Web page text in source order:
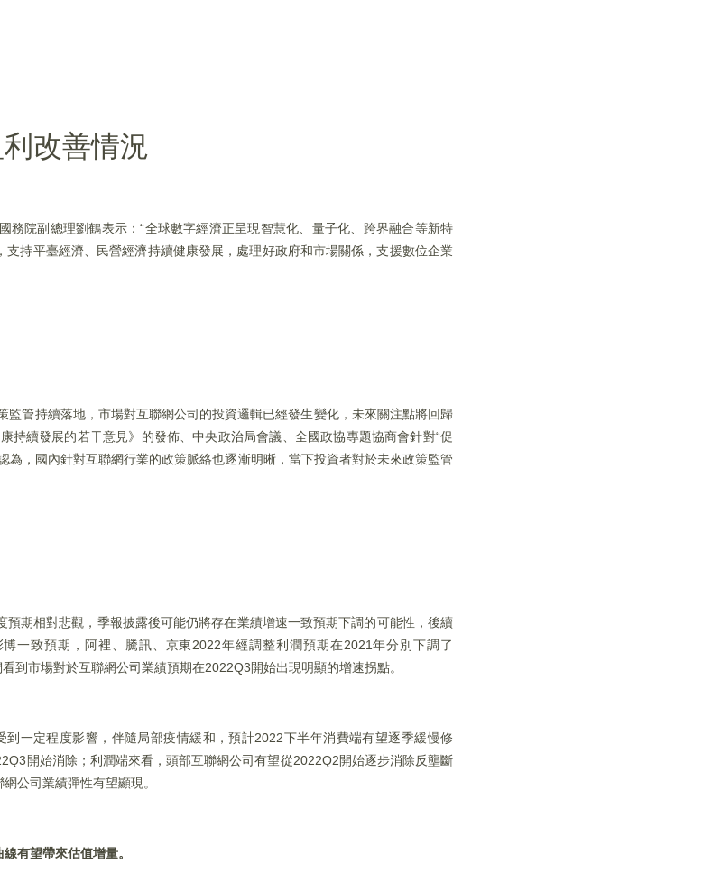
改善情況
務院副總理劉鶴表示：“全球數字經濟正呈現智慧化、量子化、跨界融合等新特
持平臺經濟、民營經濟持續健康發展，處理好政府和市場關係，支援數位企業
管持續落地，市場對互聯網公司的投資邏輯已經發生變化，未來關注點將回歸
續發展的若干意見》的發佈、中央政治局會議、全國政協專題協商會針對“促
，國內針對互聯網行業的政策脈絡也逐漸明晰，當下投資者對於未來政策監管
期相對悲觀，季報披露後可能仍將存在業績增速一致預期下調的可能性，後續
一致預期，阿裡、騰訊、京東2022年經調整利潤預期在2021年分別下調了
到市場對於互聯網公司業績預期在2022Q3開始出現明顯的增速拐點。
一定程度影響，伴隨局部疫情緩和，預計2022下半年消費端有望逐季緩慢修
開始消除；利潤端來看，頭部互聯網公司有望從2022Q2開始逐步消除反壟斷
公司業績彈性有望顯現。
有望帶來估值增量。